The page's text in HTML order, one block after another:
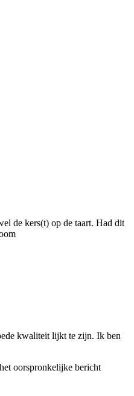
de kers(t) op de taart. Had dit
kwaliteit lijkt te zijn. Ik ben
oorspronkelijke bericht